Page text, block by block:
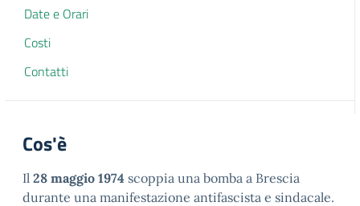
Date e Orari
Costi
Contatti
Cos'è
Il 28 maggio 1974 scoppia una bomba a Brescia
durante una manifestazione antifascista e sindacale.